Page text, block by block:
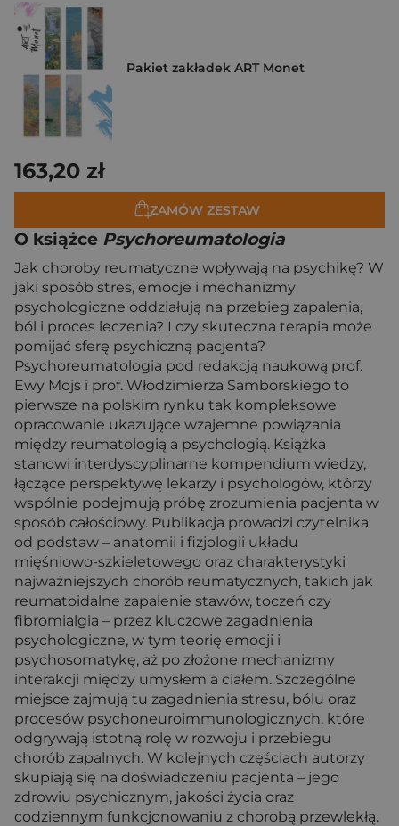
Pakiet zakładek ART Monet
163,20 zł
ZAMÓW ZESTAW
O książce Psychoreumatologia
Jak choroby reumatyczne wpływają na psychikę? W
jaki sposób stres, emocje i mechanizmy
psychologiczne oddziałują na przebieg zapalenia,
ból i proces leczenia? I czy skuteczna terapia może
pomijać sferę psychiczną pacjenta?
Psychoreumatologia pod redakcją naukową prof.
Ewy Mojs i prof. Włodzimierza Samborskiego to
pierwsze na polskim rynku tak kompleksowe
opracowanie ukazujące wzajemne powiązania
między reumatologią a psychologią. Książka
stanowi interdyscyplinarne kompendium wiedzy,
łączące perspektywę lekarzy i psychologów, którzy
wspólnie podejmują próbę zrozumienia pacjenta w
sposób całościowy. Publikacja prowadzi czytelnika
od podstaw – anatomii i fizjologii układu
mięśniowo-szkieletowego oraz charakterystyki
najważniejszych chorób reumatycznych, takich jak
reumatoidalne zapalenie stawów, toczeń czy
fibromialgia – przez kluczowe zagadnienia
psychologiczne, w tym teorię emocji i
psychosomatykę, aż po złożone mechanizmy
interakcji między umysłem a ciałem. Szczególne
miejsce zajmują tu zagadnienia stresu, bólu oraz
procesów psychoneuroimmunologicznych, które
odgrywają istotną rolę w rozwoju i przebiegu
chorób zapalnych. W kolejnych częściach autorzy
skupiają się na doświadczeniu pacjenta – jego
zdrowiu psychicznym, jakości życia oraz
codziennym funkcjonowaniu z chorobą przewlekłą.